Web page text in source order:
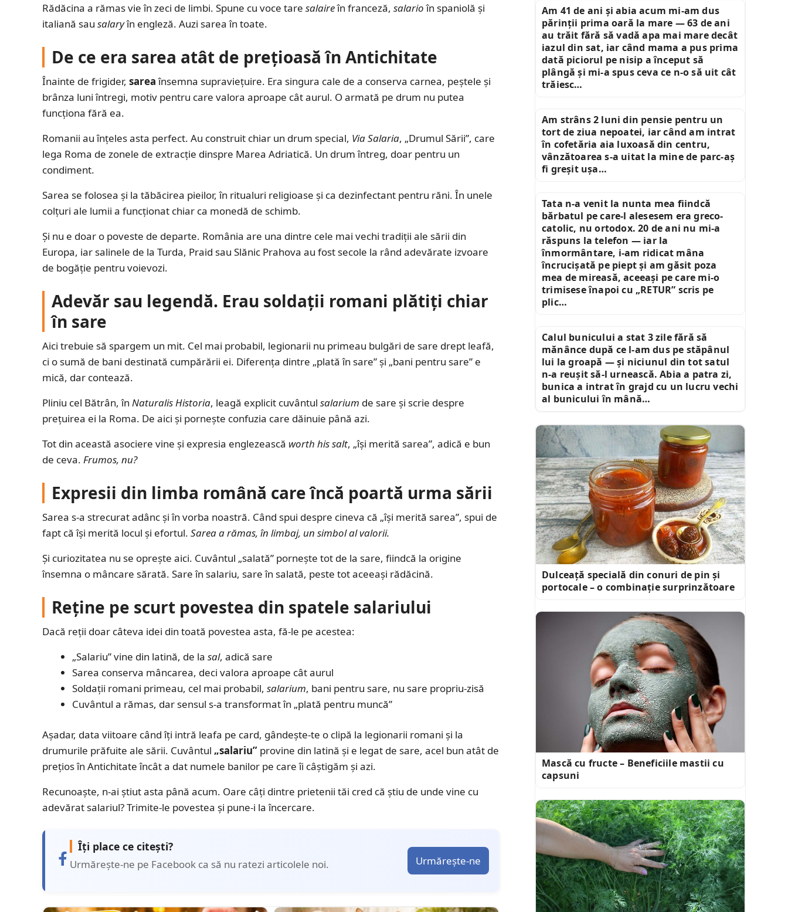
Rădăcina a rămas vie în zeci de limbi. Spune cu voce tare salaireîn franceză, salarioîn spaniolă și
italiană sau salaryîn engleză. Auzi sarea în toate.
De ce era sarea atât de prețioasă în Antichitate
Înainte de frigider, sareaînsemna supraviețuire. Era singura cale de a conserva carnea, peștele și
brânza luni întregi, motiv pentru care valora aproape cât aurul. O armată pe drum nu putea
funcționa fără ea.
Romanii au înțeles asta perfect. Au construit chiar un drum special, Via Salaria, „Drumul Sării”, care
lega Roma de zonele de extracție dinspre Marea Adriatică. Un drum întreg, doar pentru un
condiment.
Sarea se folosea și la tăbăcirea pieilor, în ritualuri religioase și ca dezinfectant pentru răni. În unele
colțuri ale lumii a funcționat chiar ca monedă de schimb.
Și nu e doar o poveste de departe. România are una dintre cele mai vechi tradiții ale sării din
Europa, iar salinele de la Turda, Praid sau Slănic Prahova au fost secole la rând adevărate izvoare
de bogăție pentru voievozi.
Adevăr sau legendă. Erau soldații romani plătiți chiar
în sare
Aici trebuie să spargem un mit. Cel mai probabil, legionarii nu primeau bulgări de sare drept leafă,
ci o sumă de bani destinată cumpărării ei. Diferența dintre „plată în sare” și „bani pentru sare” e
mică, dar contează.
Pliniu cel Bătrân, în Naturalis Historia, leagă explicit cuvântul salarium de sare și scrie despre
prețuirea ei la Roma. De aici și pornește confuzia care dăinuie până azi.
Tot din această asociere vine și expresia englezească worth his salt, „își merită sarea”, adică e bun
de ceva. Frumos, nu?
Expresii din limba română care încă poartă urma sării
Sarea s-a strecurat adânc și în vorba noastră. Când spui despre cineva că „își merită sarea”, spui de
fapt că își merită locul și efortul. Sarea a rămas, în limbaj, un simbol al valorii.
Și curiozitatea nu se oprește aici. Cuvântul „salată” pornește tot de la sare, fiindcă la origine
însemna o mâncare sărată. Sare în salariu, sare în salată, peste tot aceeași rădăcină.
Reține pe scurt povestea din spatele salariului
Dacă reții doar câteva idei din toată povestea asta, fă-le pe acestea:
„Salariu” vine din latină, de la sal, adică sare
Sarea conserva mâncarea, deci valora aproape cât aurul
Soldații romani primeau, cel mai probabil, salarium, bani pentru sare, nu sare propriu-zisă
Cuvântul a rămas, dar sensul s-a transformat în „plată pentru muncă”
Așadar, data viitoare când îți intră leafa pe card, gândește-te o clipă la legionarii romani și la
drumurile prăfuite ale sării. Cuvântul „salariu” provine din latină și e legat de sare, acel bun atât de
prețios în Antichitate încât a dat numele banilor pe care îi câștigăm și azi.
Recunoaște, n-ai știut asta până acum. Oare câți dintre prietenii tăi cred că știu de unde vine cu
adevărat salariul? Trimite-le povestea și pune-i la încercare.
Îți place ce citești?
Urmărește-ne pe Facebook ca să nu ratezi articolele noi. Urmărește-ne
Am 41 de ani și abia acum mi-am dus
părinții prima oară la mare — 63 de ani
au trăit fără să vadă apa mai mare decât
iazul din sat, iar când mama a pus prima
dată piciorul pe nisip a început să
plângă și mi-a spus ceva ce n-o să uit cât
trăiesc…
Am strâns 2 luni din pensie pentru un
tort de ziua nepoatei, iar când am intrat
în cofetăria aia luxoasă din centru,
vânzătoarea s-a uitat la mine de parc-aș
fi greșit ușa…
Tata n-a venit la nunta mea fiindcă
bărbatul pe care-l alesesem era greco-
catolic, nu ortodox. 20 de ani nu mi-a
răspuns la telefon — iar la
înmormântare, i-am ridicat mâna
încrucișată pe piept și am găsit poza
mea de mireasă, aceeași pe care mi-o
trimisese înapoi cu „RETUR” scris pe
plic…
Calul bunicului a stat 3 zile fără să
mănânce după ce l-am dus pe stăpânul
lui la groapă — și niciunul din tot satul
n-a reușit să-l urnească. Abia a patra zi,
bunica a intrat în grajd cu un lucru vechi
al bunicului în mână…
Dulceață specială din conuri de pin și
portocale – o combinație surprinzătoare
Mască cu fructe – Beneficiile mastii cu
capsuni